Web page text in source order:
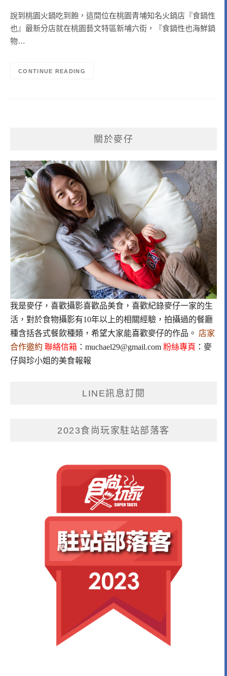
說到桃園火鍋吃到飽，這間位在桃園青埔知名火鍋店『食鍋性
也』最新分店就在桃園藝文特區新埔六街，『食鍋性也海鮮鍋
物…
CONTINUE READING
關於麥仔
我是麥仔，喜歡攝影喜歡品美食，喜歡紀錄麥仔一家的生
活，對於食物攝影有10年以上的相關經驗，拍攝過的餐廳
種含括各式餐飲種類，希望大家能喜歡麥仔的作品。 店家
合作邀約 聯絡信箱 ： muchael29@gmail.com 粉絲專頁 ： 麥
仔與珍小姐的美食報報
LINE訊息訂閱
2023食尚玩家駐站部落客